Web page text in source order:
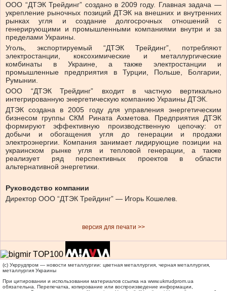
ООО “ДТЭК Трейдинг” создано в 2009 году. Главная задача —
укрепление рыночных позиций ДТЭК на внешних и внутренних
рынках угля и создание долгосрочных отношений с
генерирующими и промышленными компаниями внутри и за
пределами Украины.
Уголь, экспортируемый “ДТЭК Трейдинг”, потребляют
электростанции, коксохимические и металлургические
комбинаты в Украине, а также электростанции и
промышленные предприятия в Турции, Польше, Болгарии,
Румынии.
ООО “ДТЭК Трейдинг” входит в частную вертикально
интегрированную энергетическую компанию Украины ДТЭК.
ДТЭК создана в 2005 году для управления энергетическим
бизнесом группы СКМ Рината Ахметова. Предприятия ДТЭК
формируют эффективную производственную цепочку: от
добычи и обогащения угля до генерации и продажи
электроэнергии. Компания занимает лидирующие позиции на
украинском рынке угля и тепловой генерации, а также
реализует ряд перспективных проектов в области
альтернативной энергетики.
Руководство компании
Директор ООО “ДТЭК Трейдинг” — Игорь Кошелев.
версия для печати >>
(c) Укррудпром — новости металлургии: цветная металлургия, черная металлургия,
металлургия Украины
При цитировании и использовании материалов ссылка на www.ukrrudprom.ua
обязательна. Перепечатка, копирование или воспроизведение информации,